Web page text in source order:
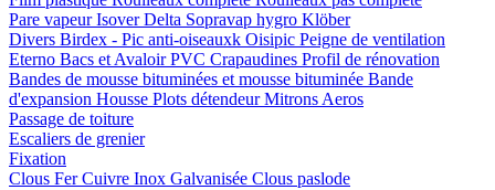
Pare vapeurIsoverDelta Sopravap hygro Klöber
Divers Birdex - Pic anti-oiseauxk Oisipic Peigne de ventilation
Eterno Bacs et Avaloir PVC Crapaudines Profil de rénovation
Bandes de mousse bituminées et mousse bituminée Bande
d'expansion Housse Plots détendeurMitrons Aeros
Passage de toiture
Escaliers de grenier
Fixation
Clous FerCuivre Inox Galvanisée Clous paslode